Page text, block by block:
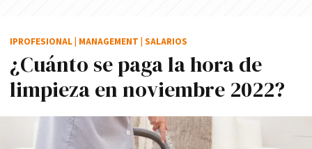
¿Cuánto se paga la hora de
limpieza en noviembre 2022?
IPROFESIONAL MANAGEMENT SALARIOS